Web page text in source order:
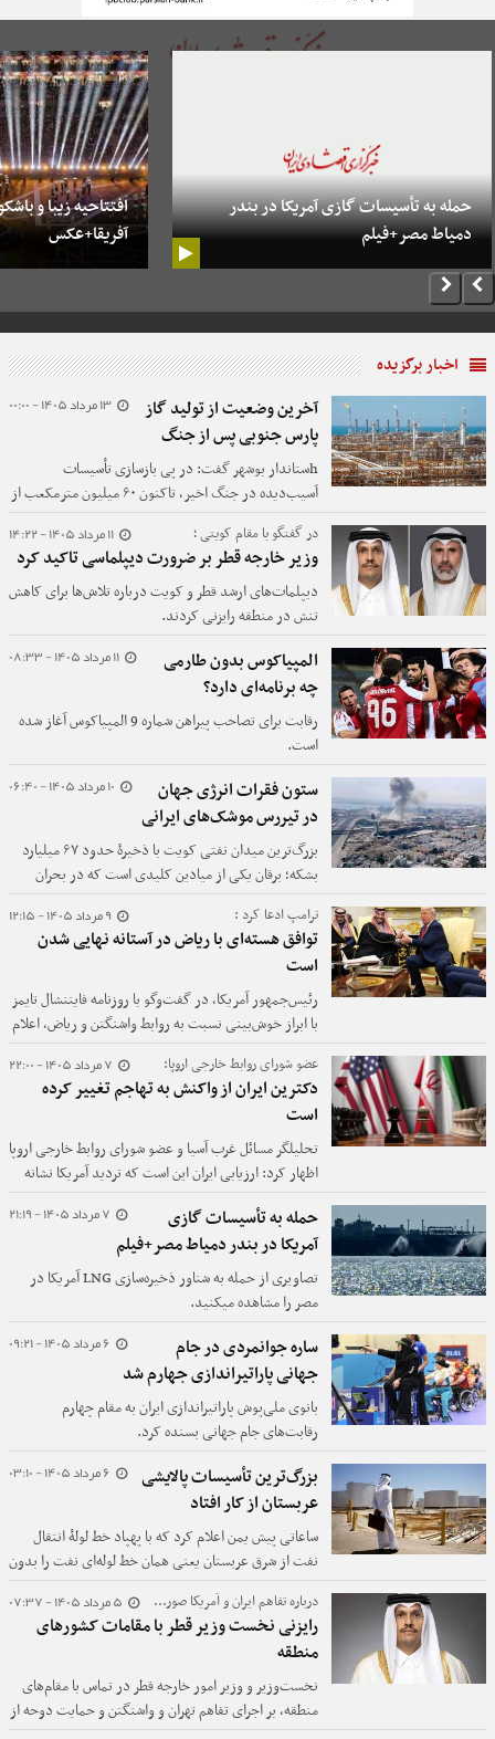
حمله به تأسیسات گازی آمریکا در بندر
دمیاط مصر+فیلم
افتتاحیه زیبا و
آفریقا+عکس
اخبار برگزیده
13 مرداد 1405 - 00:00
آخرین وضعیت از تولید گاز
پارس جنوبی پس از جنگ
hستاندار بوشهر گفت: در پی بازسازی تأسیسات
آسیب‌دیده در جنگ اخیر، تاکنون ۶۰ میلیون مترمکعب از
تولید گاز از دست‌رفته پارس جنوبی به مدار تولید
بازگشته و تلاش برای احیای سایر ظرفیت‌ها ادامه دارد.
11 مرداد 1405 - 14:22 در گفتگو با مقام کویتی ؛
وزیر خارجه قطر بر ضرورت دیپلماسی تاکید کرد
دیپلمات‌های ارشد قطر و کویت درباره تلاش‌ها برای کاهش
تنش در منطقه رایزنی کردند.
11 مرداد 1405 - 08:33
المپیاکوس بدون طارمی
چه برنامه‌ای دارد؟
رقابت برای تصاحب پیراهن شماره 9 المپیاکوس آغاز شده
است.
10 مرداد 1405 - 06:40
ستون فقرات انرژی جهان
در تیررس موشک‌های ایرانی
بزرگ‌ترین میدان نفتی کویت با ذخیرۀ حدود ۶۷ میلیارد
بشکه؛ برقان یکی از میادین کلیدی است که در بحران
اخیر، ۲ میلیون بشکه در روز از تولید کویت را از مدار
خارج کرد.
9 مرداد 1405 - 12:15 ترامپ ادعا کرد :
توافق هسته‌ای با ریاض در آستانه نهایی شدن
است
رئیس‌جمهور آمریکا، در گفت‌وگو با روزنامه فایننشال تایمز
با ابراز خوش‌بینی نسبت به روابط واشنگتن و ریاض، اعلام
کرد که امیدوار است ایالات متحده و عربستان سعودی
به‌زودی توافق تاریخی همکاری در زمینه انرژی هسته‌ای
غیرنظامی را نهایی کنند.
7 مرداد 1405 - 22:00 عضو شورای روابط خارجی اروپا:
دکترین ایران از واکنش به تهاجم تغییر کرده
است
تحلیلگر مسائل غرب آسیا و عضو شورای روابط خارجی اروپا
اظهار کرد: ارزیابی ایران این است که تردید آمریکا نشانه
ضعف و عدم تمایل به جنگ گسترده است.
7 مرداد 1405 - 21:19
حمله به تأسیسات گازی
آمریکا در بندر دمیاط مصر+فیلم
تصاویری از حمله به شناور ذخیره‌سازی LNG آمریکا در
مصر را مشاهده میکنید.
6 مرداد 1405 - 09:21
ساره جوانمردی در جام
جهانی پاراتیراندازی جهارم شد
بانوی ملی‌پوش پاراتیراندازی ایران به مقام چهارم
رقابت‌های جام جهانی بسنده کرد.
6 مرداد 1405 - 03:10
بزرگ‌ترین تأسیسات پالایشی
عربستان از کار افتاد
ساعاتی پیش یمن اعلام کرد که با پهپاد خط لولۀ انتقال
نفت از شرق عربستان یعنی همان خط لو‌له‌ای نفت را بدون
تنگۀ هرمز به بندر ینبع در دریای سرخ می‌رساند، هدف
قرار داده است.
5 مرداد 1405 - 07:37 درباره تفاهم ایران و آمریکا صورت گرفت؛
رایزنی نخست وزیر قطر با مقامات کشورهای
منطقه
نخست‌وزیر و وزیر امور خارجه قطر در تماس با مقام‌های
منطقه، بر اجرای تفاهم تهران و واشنگتن و حمایت دوحه از